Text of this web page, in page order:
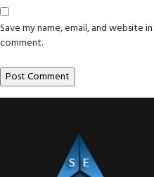
Save my name, email, and website
comment.